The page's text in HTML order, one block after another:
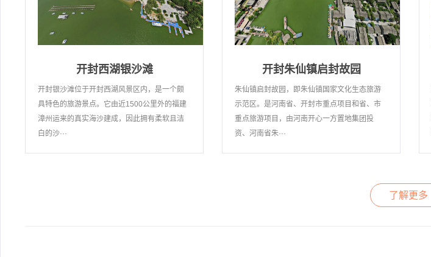
开封西湖银沙滩
开封银沙滩位于开封西湖风景区内，是一个颇
具特色的旅游景点。它由近1500公里外的福建
漳州运来的真实海沙建成，因此拥有柔软且洁
白的沙···
开封朱仙镇启封故园
朱仙镇启封故园，即朱仙镇国家文化生态旅游
示范区。是河南省、开封市重点项目和省、市
重点旅游项目，由河南开心一方置地集团投
资、河南省朱···
了解更多